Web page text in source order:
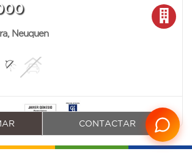
CONTACTAR
, Neuquen